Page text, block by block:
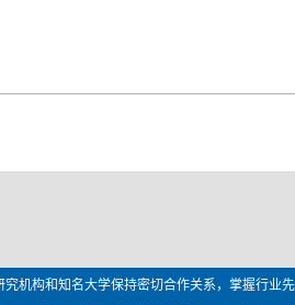
机构和知名大学保持密切合作关系，掌握行业